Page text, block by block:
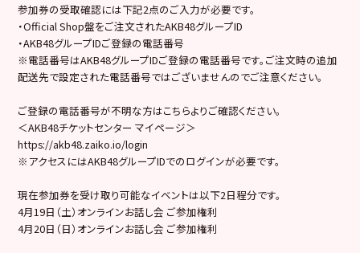
参加券の受取確認には下記2点のご入力が必要です。
・Official Shop盤をご注文されたAKB48グループID
・AKB48グループIDご登録の電話番号
※電話番号はAKB48グループIDご登録の電話番号です。ご注文時の追加
配送先で設定された電話番号ではございませんのでご注意ください。
ご登録の電話番号が不明な方はこちらよりご確認ください。
＜AKB48チケットセンター マイページ＞
https://akb48.zaiko.io/login
※アクセスにはAKB48グループIDでのログインが必要です。
現在参加券を受け取り可能なイベントは以下2日程分です。
4月19日（土）オンラインお話し会 ご参加権利
4月20日（日）オンラインお話し会 ご参加権利